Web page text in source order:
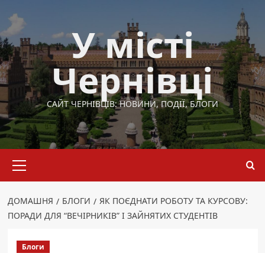
до
вмісту
У місті
Чернівці
САЙТ ЧЕРНІВЦІВ: НОВИНИ, ПОДІЇ, БЛОГИ
меню
ДОМАШНЯ БЛОГИ
ЯК ПОЄДНАТИ РОБОТУ ТА КУРСОВУ:
ПОРАДИ ДЛЯ “ВЕЧІРНИКІВ” І ЗАЙНЯТИХ СТУДЕНТІВ
Блоги